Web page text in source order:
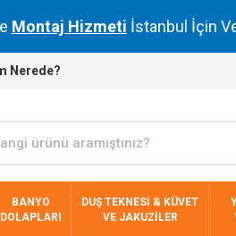
Montaj Hizmeti İstanbul İçin
Nerede?
BANYO
DOLAPLARI
DUŞ TEKNESİ & KÜVET
VE JAKUZİLER